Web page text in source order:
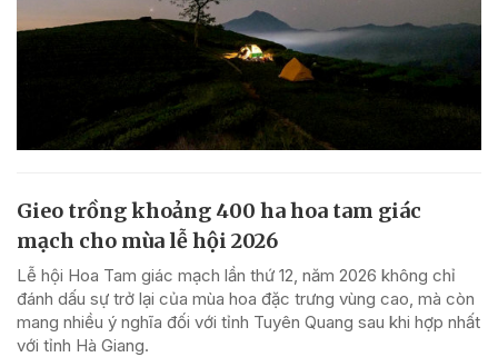
Gieo trồng khoảng 400 ha hoa tam giác
mạch cho mùa lễ hội 2026
Lễ hội Hoa Tam giác mạch lần thứ 12, năm 2026 không chỉ
đánh dấu sự trở lại của mùa hoa đặc trưng vùng cao, mà còn
mang nhiều ý nghĩa đối với tỉnh Tuyên Quang sau khi hợp nhất
với tỉnh Hà Giang.